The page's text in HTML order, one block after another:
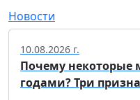
Новости
10.08.2026 г.
Почему некоторые
годами? Три